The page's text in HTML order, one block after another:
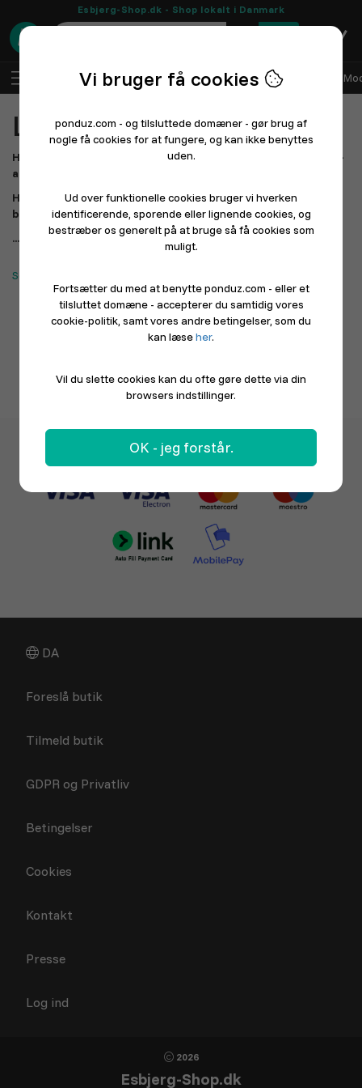
Esbjerg-Shop.dk - Shop lokalt i Danmark
0
Log ind Sælg med Ponduz Alle afdelinger
Lokale butikker
Her kan du udforske og støtte butikkerne i dit lokalområde –
alt samlet ét sted.
Hvis du ikke kan finde din yndlingsbutik endnu, så giv dem
besked – det tager kun et øjeblik at komme i gang.
...Det har aldrig været nemmere at handle lokalt!
Søger du restauranter? Klik her.
DA
Foreslå butik
Tilmeld butik
GDPR og Privatliv
Betingelser
Cookies
Kontakt
Presse
Log ind
2026
Esbjerg-Shop.dk
Vi bruger få cookies
ponduz.com - og tilsluttede domæner - gør brug af
nogle få cookies for at fungere, og kan ikke benyttes
uden.
Ud over funktionelle cookies bruger vi hverken
identificerende, sporende eller lignende cookies, og
bestræber os generelt på at bruge så få cookies som
muligt.
Fortsætter du med at benytte ponduz.com - eller et
tilsluttet domæne - accepterer du samtidig vores
cookie-politik, samt vores andre betingelser, som du
kan læseher.
Vil du slette cookies kan du ofte gøre dette via din
browsers indstillinger.
OK - jeg forstår.